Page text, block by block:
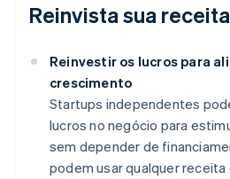
Reinvista sua receita
Reinvestir os lucros para
crescimento
Startups independentes
lucros no negócio para
sem depender de
podem usar qualquer receita